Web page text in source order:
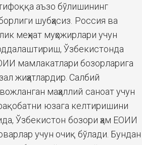
аъзо бўлишининг
шубҳасиз. Россия ва
меҳнат муҳожирлари учун
Ўзбекистонда
мамлакатлари бозорларига
жиҳатлардир. Салбий
маҳаллий саноат учун
юзага келтиришини
Ўзбекистон бозори ҳам ЕОИИ
учун очиқ бўлади. Бундан